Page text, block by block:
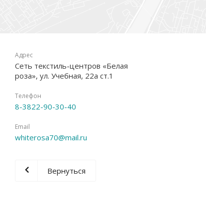
Адрес
Сеть текстиль-центров «Белая
роза», ул. Учебная, 22а ст.1
Телефон
8-3822-90-30-40
Email
whiterosa70@mail.ru
Вернуться